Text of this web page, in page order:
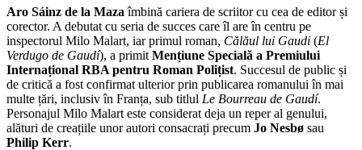
Aro Sáinz de la Maza îmbină cariera de scriitor cu cea de editor și
corector. A debutat cu seria de succes care îl are în centru pe
inspectorul Milo Malart, iar primul roman, Călăul lui Gaudi (El
Verdugo de Gaudí), a primit Mențiune Specială a Premiului
Internațional RBA pentru Roman Polițist. Succesul de public și
de critică a fost confirmat ulterior prin publicarea romanului în mai
multe țări, inclusiv în Franța, sub titlul Le Bourreau de Gaudí.
Personajul Milo Malart este considerat deja un reper al genului,
alături de creațiile unor autori consacrați precum Jo Nesbø sau
Philip Kerr.